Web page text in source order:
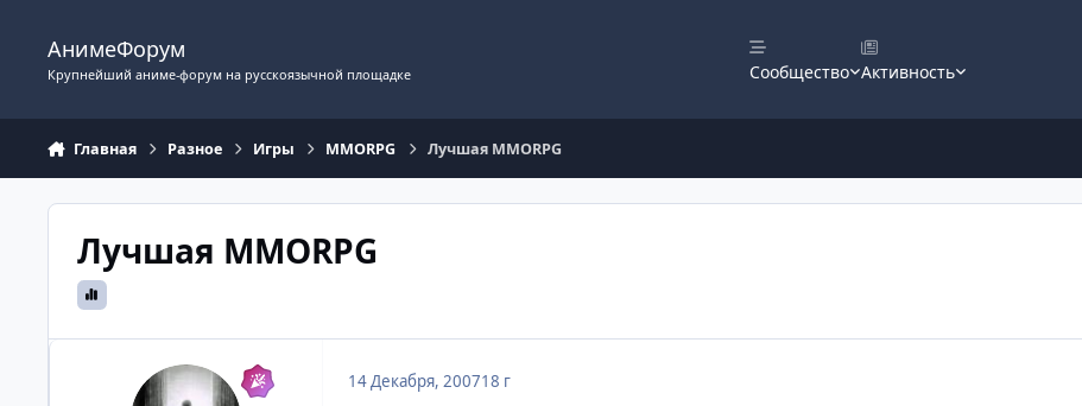
АнимеФорум
Крупнейший аниме-форум на русскоязычной площадке Сообщество Активность
Главная Разное Игры MMORPG Лучшая MMORPG
Лучшая MMORPG
14 Декабря, 200718 г